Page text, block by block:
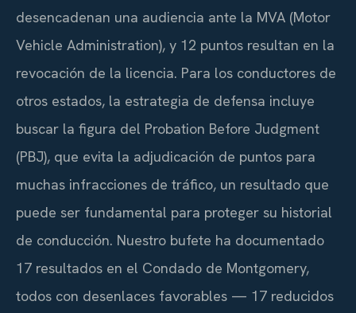
desencadenan una audiencia ante la MVA (Motor
Vehicle Administration), y 12 puntos resultan en la
revocación de la licencia. Para los conductores de
otros estados, la estrategia de defensa incluye
buscar la figura del Probation Before Judgment
(PBJ), que evita la adjudicación de puntos para
muchas infracciones de tráfico, un resultado que
puede ser fundamental para proteger su historial
de conducción. Nuestro bufete ha documentado
17 resultados en el Condado de Montgomery,
todos con desenlaces favorables — 17 reducidos